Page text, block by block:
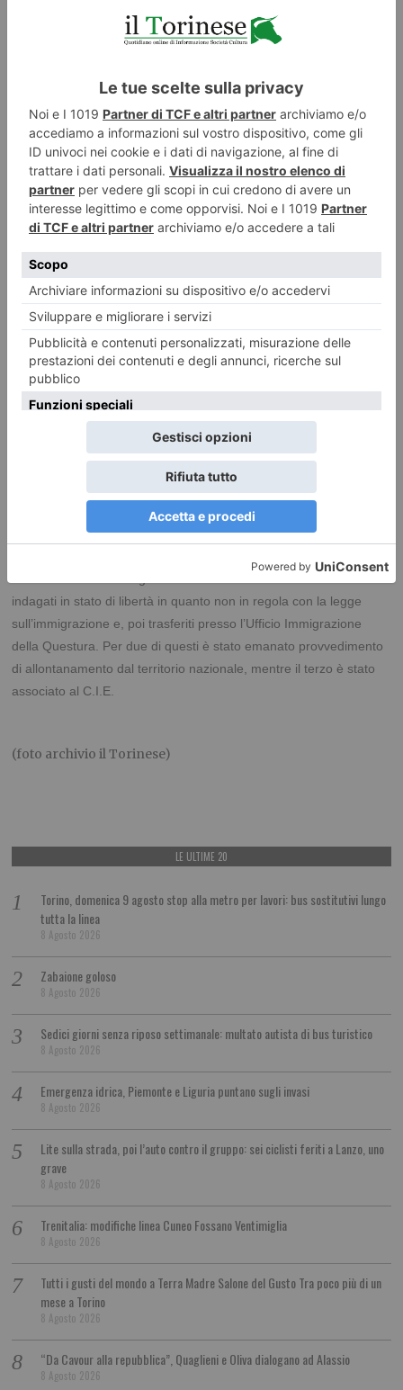
soggiorno in corso di validità. Sono in corso accertamenti e
verifiche con la Questura di Caserta per definire la regolarità
Reparto operativo speciale della Polizia Municipale di Torino
ha effettuato oltre centosessanta interventi a bordo dei
mezzi pubblici, traendo in arresto 19 persone.
ZONA OSPEDALE SAN GIOVANNI
BOSCO, FERMATI TRE
PARCHEGGIATORI ABUSIVI
PUBBLICATO IL 7 MARZO 2019 CRONACA
Oggi,
marzo, Agenti del Reparto Operativo Speciale della
Polizia Municipale hanno effettuato un controllo sulla
piazza Donatori di Sangue, fronte Ospedale San
Giovanni Bosco
Sono stati fermati tre parcheggiatori abusivi, cittadini di nazionalità
indagati in stato di libertà in quanto non in regola con la legge
sull’immigrazione e, poi trasferiti presso l’Ufficio Immigrazione
della Questura. Per due di questi è stato emanato provvedimento
di allontanamento dal territorio nazionale, mentre il terzo è stato
associato al C.I.E.
(foto archivio il Torinese)
LE ULTIME 20
Torino, domenica 9 agosto stop alla metro per lavori: bus sostitutivi lungo
tutta la linea
8 Agosto 2026
Zabaione goloso
8 Agosto 2026
Sedici giorni senza riposo settimanale: multato autista di bus turistico
8 Agosto 2026
Emergenza idrica, Piemonte e Liguria puntano sugli invasi
8 Agosto 2026
Lite sulla strada, poi l’auto contro il gruppo: sei ciclisti feriti a Lanzo, uno
grave
8 Agosto 2026
Trenitalia: modifiche linea Cuneo Fossano Ventimiglia
8 Agosto 2026
Tutti i gusti del mondo a Terra Madre Salone del Gusto Tra poco più di un
mese a Torino
8 Agosto 2026
“Da Cavour alla repubblica”, Quaglieni e Oliva dialogano ad Alassio
8 Agosto 2026